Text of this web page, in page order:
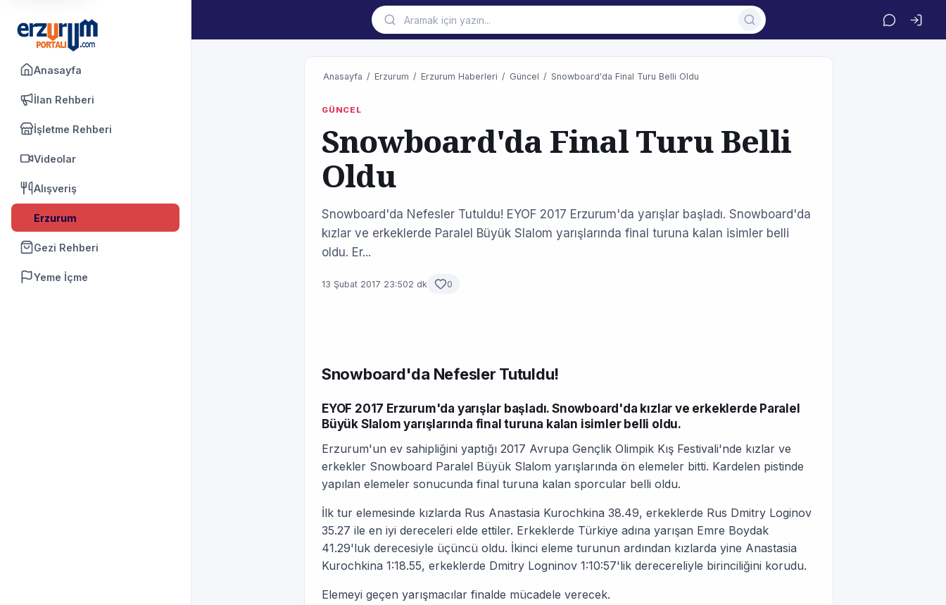
Anasayfa
İlan Rehberi
İşletme Rehberi
Videolar
Alışveriş
Erzurum
Gezi Rehberi
Yeme İçme
Anasayfa / Erzurum / Erzurum Haberleri / Güncel / Snowboard'da Final Turu Belli Oldu
GÜNCEL
Snowboard'da Final Turu Belli
Oldu
Snowboard'da Nefesler Tutuldu! EYOF 2017 Erzurum'da yarışlar başladı. Snowboard'da
kızlar ve erkeklerde Paralel Büyük Slalom yarışlarında final turuna kalan isimler belli
oldu. Er...
13 Şubat 2017 23:502 dk 0
Snowboard'da Nefesler Tutuldu!
EYOF 2017 Erzurum'da yarışlar başladı. Snowboard'da kızlar ve erkeklerde Paralel
Büyük Slalom yarışlarında final turuna kalan isimler belli oldu.
Erzurum'un ev sahipliğini yaptığı 2017 Avrupa Gençlik Olimpik Kış Festivali'nde kızlar ve
erkekler Snowboard Paralel Büyük Slalom yarışlarında ön elemeler bitti. Kardelen pistinde
yapılan elemeler sonucunda final turuna kalan sporcular belli oldu.
İlk tur elemesinde kızlarda Rus Anastasia Kurochkina 38.49, erkeklerde Rus Dmitry Loginov
35.27 ile en iyi dereceleri elde ettiler. Erkeklerde Türkiye adına yarışan Emre Boydak
41.29'luk derecesiyle üçüncü oldu. İkinci eleme turunun ardından kızlarda yine Anastasia
Kurochkina 1:18.55, erkeklerde Dmitry Logninov 1:10:57'lik derecereliyle birinciliğini korudu.
Elemeyi geçen yarışmacılar finalde mücadele verecek.